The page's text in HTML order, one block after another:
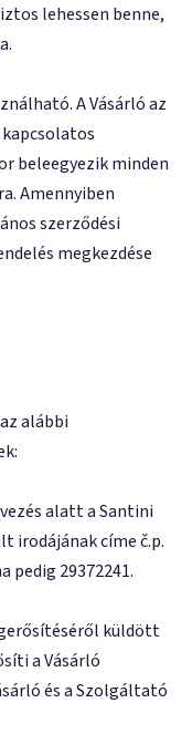
lehessen benne,
A Vásárló az
beleegyezik minden
Amennyiben
szerződési
megkezdése
alábbi
alatt a Santini
irodájának címe č.p.
pedig 29372241.
küldött
a Vásárló
és a Szolgáltató